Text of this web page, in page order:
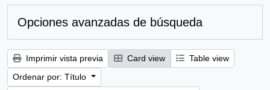
Opciones avanzadas de búsqueda
Imprimir vista previa Card view
Table view
Ordenar por: Título